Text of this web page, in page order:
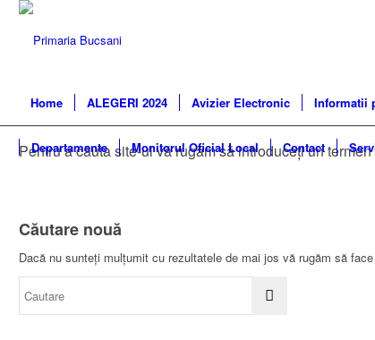
Home ALEGERI 2024 Avizier Electronic Informatii
Departamente Monitorul Oficial Local Contact
Pentru a căuta site-ul vă rugăm să introduceți un
Căutare nouă
Dacă nu sunteți mulțumit cu rezultatele de mai jos vă rugăm să